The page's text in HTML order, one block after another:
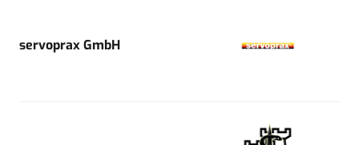
servoprax GmbH